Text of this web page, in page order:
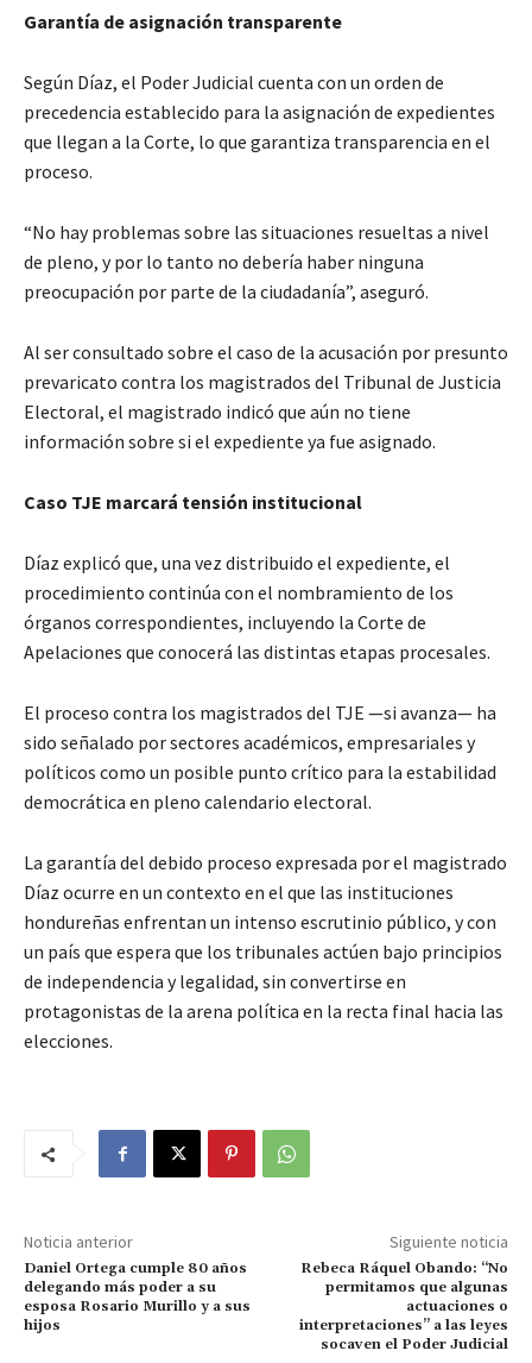
Garantía de asignación transparente
Según Díaz, el Poder Judicial cuenta con un orden de
precedencia establecido para la asignación de expedientes
que llegan a la Corte, lo que garantiza transparencia en el
proceso.
“No hay problemas sobre las situaciones resueltas a nivel
de pleno, y por lo tanto no debería haber ninguna
preocupación por parte de la ciudadanía”, aseguró.
Al ser consultado sobre el caso de la acusación por presunto
prevaricato contra los magistrados del Tribunal de Justicia
Electoral, el magistrado indicó que aún no tiene
información sobre si el expediente ya fue asignado.
Caso TJE marcará tensión institucional
Díaz explicó que, una vez distribuido el expediente, el
procedimiento continúa con el nombramiento de los
órganos correspondientes, incluyendo la Corte de
Apelaciones que conocerá las distintas etapas procesales.
El proceso contra los magistrados del TJE —si avanza— ha
sido señalado por sectores académicos, empresariales y
políticos como un posible punto crítico para la estabilidad
democrática en pleno calendario electoral.
La garantía del debido proceso expresada por el magistrado
Díaz ocurre en un contexto en el que las instituciones
hondureñas enfrentan un intenso escrutinio público, y con
un país que espera que los tribunales actúen bajo principios
de independencia y legalidad, sin convertirse en
protagonistas de la arena política en la recta final hacia las
elecciones.
Noticia anterior
Daniel Ortega cumple 80 años
delegando más poder a su
esposa Rosario Murillo y a sus
hijos
Siguiente noticia
Rebeca Ráquel Obando: “No
permitamos que algunas
actuaciones o
interpretaciones” a las leyes
socaven el Poder Judicial